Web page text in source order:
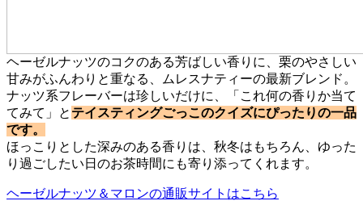
ヘーゼルナッツのコクのある芳ばしい香りに、栗のやさしい
甘みがふんわりと重なる、ムレスナティーの最新ブレンド。
ナッツ系フレーバーは珍しいだけに、「これ何の香りか当て
てみて」と テイスティングごっこのクイズにぴったりの一品
です。
ほっこりとした深みのある香りは、秋冬はもちろん、ゆった
り過ごしたい日のお茶時間にも寄り添ってくれます。
ヘーゼルナッツ＆マロンの通販サイトはこちら